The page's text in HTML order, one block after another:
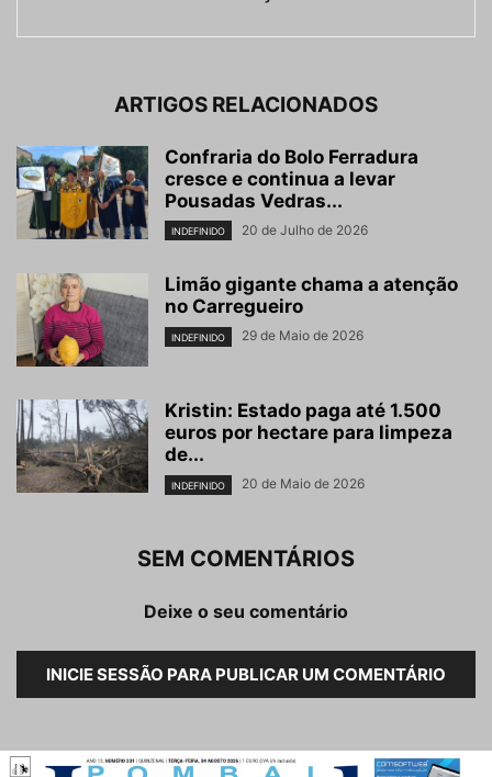
ARTIGOS RELACIONADOS
Confraria do Bolo Ferradura
cresce e continua a levar
Pousadas Vedras...
INDEFINIDO 20 de Julho de 2026
Limão gigante chama a atenção
no Carregueiro
INDEFINIDO 29 de Maio de 2026
Kristin: Estado paga até 1.500
euros por hectare para limpeza
de...
INDEFINIDO 20 de Maio de 2026
SEM COMENTÁRIOS
Deixe o seu comentário
INICIE SESSÃO PARA PUBLICAR UM COMENTÁRIO